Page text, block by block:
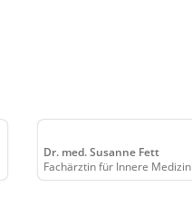
Dr. med. Susanne Fett
Fachärztin für Innere Medizin